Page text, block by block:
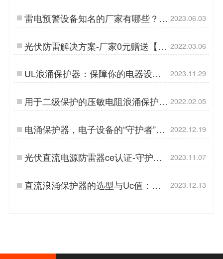
雷电预警设备知名的厂家有哪些？杭
州易造品牌助您避雷！-易造防雷…
2023.06.03
光伏防雷解决方案-厂家0元赠送【杭
州易造】…
2022.03.06
UL浪涌保护器：保障你的电器设备
免受电压突变的伤害-易造防雷…
2023.11.29
用于二级保护的压敏电阻浪涌保护
器-详情介绍【杭州易造】…
2022.02.05
电涌保护器，电子设备的“守护者”！
【易造防雷】…
2022.12.19
光伏直流电源防雷器ce认证-守护您
的能源投资-易造防雷…
2023.11.07
直流浪涌保护器的选型与Uc值：解
开客户疑虑-易造防雷…
2023.12.13